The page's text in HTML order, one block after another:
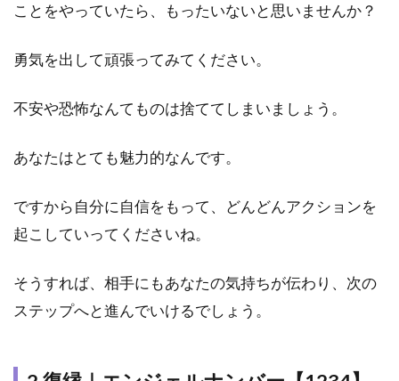
ことをやっていたら、もったいないと思いませんか？
勇気を出して頑張ってみてください。
不安や恐怖なんてものは捨ててしまいましょう。
あなたはとても魅力的なんです。
ですから自分に自信をもって、どんどんアクションを
起こしていってくださいね。
そうすれば、相手にもあなたの気持ちが伝わり、次の
ステップへと進んでいけるでしょう。